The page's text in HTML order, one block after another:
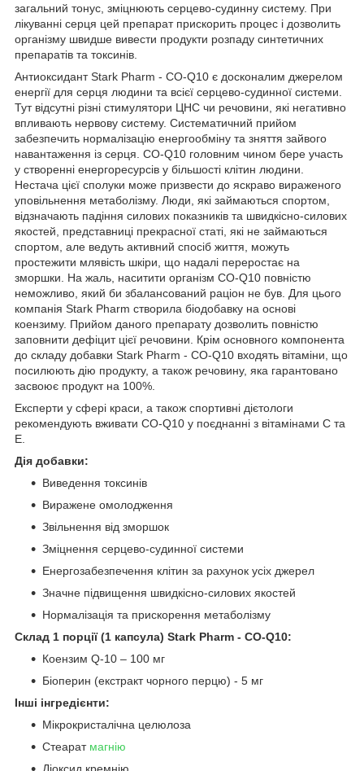
загальний тонус, зміцнюють серцево-судинну систему. При
лікуванні серця цей препарат прискорить процес і дозволить
організму швидше вивести продукти розпаду синтетичних
препаратів та токсинів.
Антиоксидант Stark Pharm - CO-Q10 є досконалим джерелом
енергії для серця людини та всієї серцево-судинної системи.
Тут відсутні різні стимулятори ЦНС чи речовини, які негативно
впливають нервову систему. Систематичний прийом
забезпечить нормалізацію енергообміну та зняття зайвого
навантаження із серця. CO-Q10 головним чином бере участь
у створенні енергоресурсів у більшості клітин людини.
Нестача цієї сполуки може призвести до яскраво вираженого
уповільнення метаболізму. Люди, які займаються спортом,
відзначають падіння силових показників та швидкісно-силових
якостей, представниці прекрасної статі, які не займаються
спортом, але ведуть активний спосіб життя, можуть
простежити млявість шкіри, що надалі переростає на
зморшки. На жаль, наситити організм CO-Q10 повністю
неможливо, який би збалансований раціон не був. Для цього
компанія Stark Pharm створила біодобавку на основі
коензиму. Прийом даного препарату дозволить повністю
заповнити дефіцит цієї речовини. Крім основного компонента
до складу добавки Stark Pharm - CO-Q10 входять вітаміни, що
посилюють дію продукту, а також речовину, яка гарантовано
засвоює продукт на 100%.
Експерти у сфері краси, а також спортивні дієтологи
рекомендують вживати CO-Q10 у поєднанні з вітамінами С та
Е.
Дія добавки:
Виведення токсинів
Виражене омолодження
Звільнення від зморшок
Зміцнення серцево-судинної системи
Енергозабезпечення клітин за рахунок усіх джерел
Значне підвищення швидкісно-силових якостей
Нормалізація та прискорення метаболізму
Склад 1 порції (1 капсула) Stark Pharm - CO-Q10:
Коензим Q-10 – 100 мг
Біоперин (екстракт чорного перцю) - 5 мг
Інші інгредієнти:
Мікрокристалічна целюлоза
Стеарат магнію
Діоксид кремнію